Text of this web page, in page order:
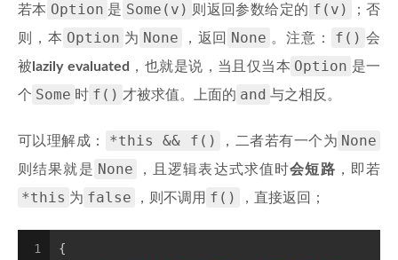
若本 Option 是 Some(v) 则返回参数给定的 f(v)
；否
则，本 Option 为 None ，返回 None 。注意： f() 会
被 lazily evaluated ，也就是说，当且仅当本 Option 是一
个 Some 时 f() 才被求值。上面的 and 与之相反。
可以理解成： *this && f() ，二者若有一个为 None
则结果就是 None ，且逻辑表达式求值时会短路 ，即若
*this 为 false ，则不调用 f() ，直接返回；
1
{